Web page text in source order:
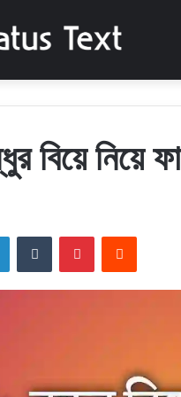
বিয়ে নিয়ে
LinkedInTumblr PinterestReddit